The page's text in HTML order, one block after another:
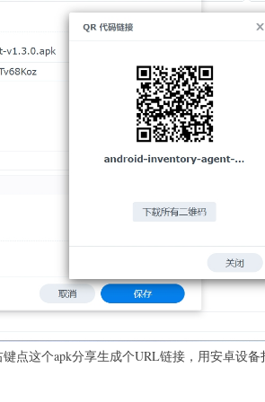
点这个apk分享生成个URL链接，用安卓设